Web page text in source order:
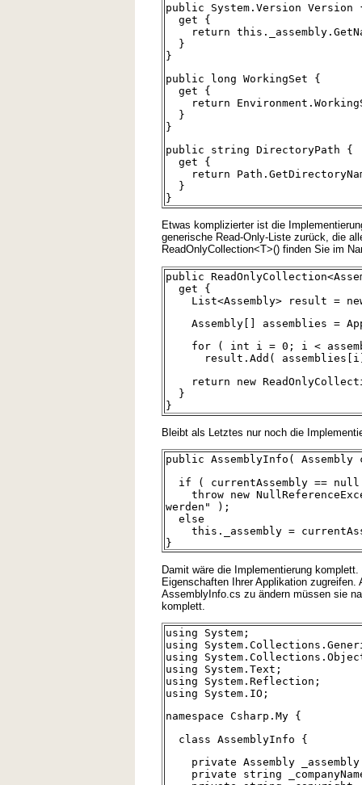
public System.Version Version
get {
return
}
}
public long WorkingSet {
get {
return
}
}
public string DirectoryPath {
get {
return
}
}
Etwas komplizierter ist die
generische Read-Only-Liste zurück, die
ReadOnlyCollection<T>() finden Sie im
public
get {
List<Assembly> result =
Assembly[] assemblies =
for ( int i = 0; i <
result.Add(
return new
}
}
Bleibt als Letztes nur noch die
public AssemblyInfo(
if ( currentAssembly ==
throw new
werden" );
else
this._assembly =
}
Damit wäre die Implementierung
Eigenschaften Ihrer Applikation
AssemblyInfo.cs zu ändern müssen sie
komplett.
using System;
using
using
using System.Text;
using System.Reflection;
using System.IO;
namespace Csharp.My {
class AssemblyInfo {
private Assembly
private string